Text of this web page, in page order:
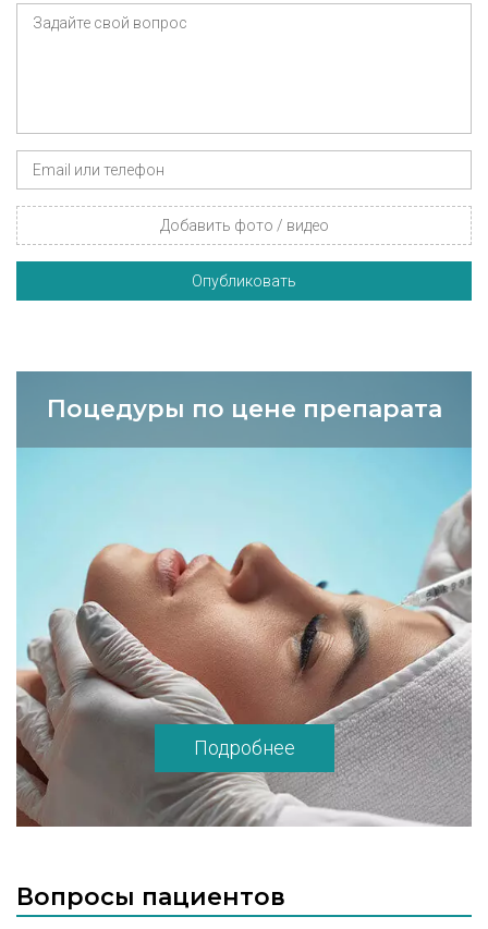
Добавить фото / видео
Опубликовать
Поцедуры по цене препарата
Подробнее
Вопросы пациентов